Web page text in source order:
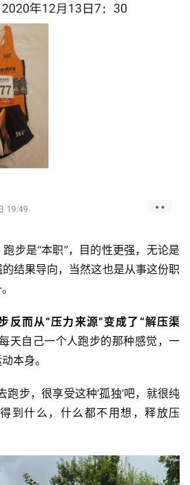
步是“本职”，目的性更强，无论是
结果导向，当然这也是从事这份职
反而从“压力来源”变成了“解压渠
天自己一个人跑步的那种感觉，一
本身。
跑步，很享受这种‘孤独’吧，就很纯
到什么，什么都不用想，释放压